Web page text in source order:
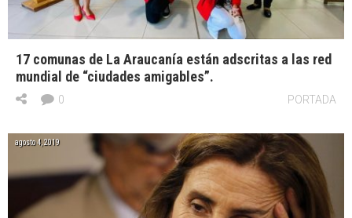
17 comunas de La Araucanía están adscritas a las red
mundial de “ciudades amigables”.
PORTADA
0
agosto 4, 2019